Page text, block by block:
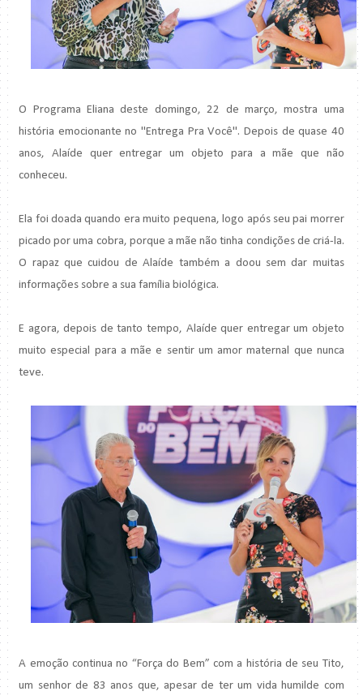
O Programa Eliana deste domingo, 22 de março, mostra uma
história emocionante no "Entrega Pra Você". Depois de quase 40
anos, Alaíde quer entregar um objeto para a mãe que não
conheceu.
Ela foi doada quando era muito pequena, logo após seu pai morrer
picado por uma cobra, porque a mãe não tinha condições de criá-la.
O rapaz que cuidou de Alaíde também a doou sem dar muitas
informações sobre a sua família biológica.
E agora, depois de tanto tempo, Alaíde quer entregar um objeto
muito especial para a mãe e sentir um amor maternal que nunca
teve.
A emoção continua no “Força do Bem” com a história de seu Tito,
um senhor de 83 anos que, apesar de ter um vida humilde com